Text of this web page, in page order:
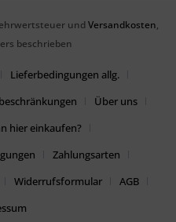
und Versandkosten,
beschrieben
Lieferbedingungen allg.
Über uns
hier einkaufen?
Zahlungsarten
Widerrufsformular
AGB